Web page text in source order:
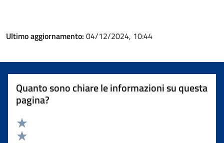
Ultimo aggiornamento: 04/12/2024, 10:44
Quanto sono chiare le informazioni su questa
pagina?
Valuta 5 stelle su 5